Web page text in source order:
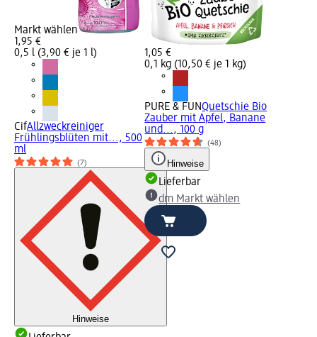
Markt wählen
1,95 €
0,5 l (3,90 € je 1 l)
CifAllzweckreiniger
Frühlingsblüten mit..., 500
ml
(7)
Hinweise
1,05 €
0,1 kg (10,50 € je 1 kg)
PURE & FUNQuetschie Bio
Zauber mit Apfel, Banane
und..., 100 g
(48)
Hinweise
Lieferbar
dm Markt wählen